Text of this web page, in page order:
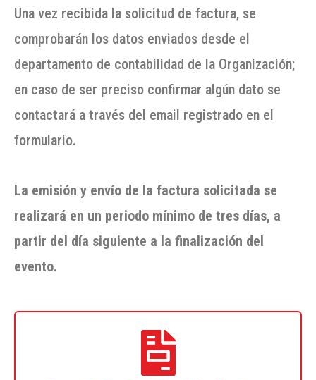
Una vez recibida la solicitud de factura, se
comprobarán los datos enviados desde el
departamento de contabilidad de la Organización;
en caso de ser preciso confirmar algún dato se
contactará a través del email registrado en el
formulario.
La emisión y envío de la factura solicitada se
realizará en un periodo mínimo de tres días, a
partir del día siguiente a la finalización del
evento.